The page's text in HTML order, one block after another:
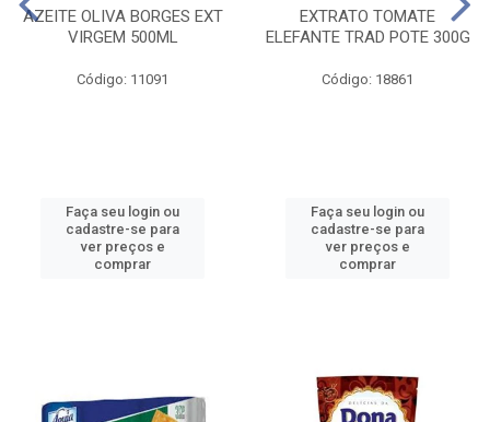
AZEITE OLIVA BORGES EXT
VIRGEM 500ML
Código: 11091
Faça seu login ou
cadastre-se para
ver preços e
comprar
EXTRATO TOMATE
ELEFANTE TRAD POTE 300G
Código: 18861
Faça seu login ou
cadastre-se para
ver preços e
comprar